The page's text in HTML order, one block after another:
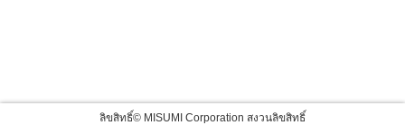
ลิขสิทธิ์© MISUMI Corporation สงวนลิขสิทธิ์